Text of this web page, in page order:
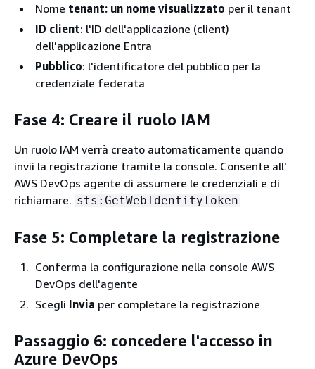
Nome tenant: un nome visualizzato per il tenant
ID client: l'ID dell'applicazione (client)
dell'applicazione Entra
Pubblico: l'identificatore del pubblico per la
credenziale federata
Fase 4: Creare il ruolo IAM
Un ruolo IAM verrà creato automaticamente quando
invii la registrazione tramite la console. Consente all'
AWS DevOps agente di assumere le credenziali e di
richiamare. sts:GetWebIdentityToken
Fase 5: Completare la registrazione
Conferma la configurazione nella console AWS
DevOps dell'agente
Scegli Invia per completare la registrazione
Passaggio 6: concedere l'accesso in
Azure DevOps